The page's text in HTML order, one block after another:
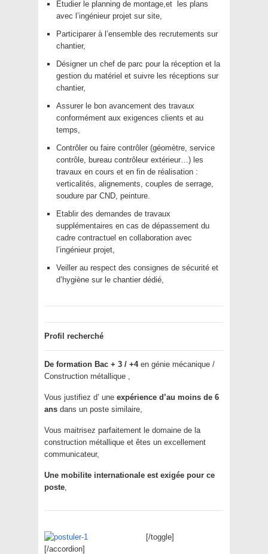
Etudier le planning de montage,et les plans
avec l’ingénieur projet sur site,
Participarer à l’ensemble des recrutements sur
chantier,
Désigner un chef de parc pour la réception et la
gestion du matériel et suivre les réceptions sur
chantier,
Assurer le bon avancement des travaux
conformément aux exigences clients et au
temps,
Contrôler ou faire contrôler (géomètre, service
contrôle, bureau contrôleur extérieur…) les
travaux en cours et en fin de réalisation :
verticalités, alignements, couples de serrage,
soudure par CND, peinture.
Etablir des demandes de travaux
supplémentaires en cas de dépassement du
cadre contractuel en collaboration avec
l’ingénieur projet,
Veiller au respect des consignes de sécurité et
d’hygiène sur le chantier dédié,
Profil recherché
De formation Bac + 3 / +4en génie mécanique /
Construction métallique ,
Vous justifiez d’ une expérience d’au moins de 6
ans dans un poste similaire,
Vous maitrisez parfaitement le domaine de la
construction métallique et êtes un excellement
communicateur,
Une mobilite internationale est exigée pour ce
poste
[/toggle]
[/accordion]